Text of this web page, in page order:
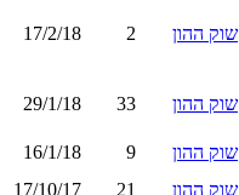
שוק ההון 2
17/2/18
שוק ההון 33
29/1/18
שוק ההון 9
16/1/18
שוק ההון 21
17/10/17